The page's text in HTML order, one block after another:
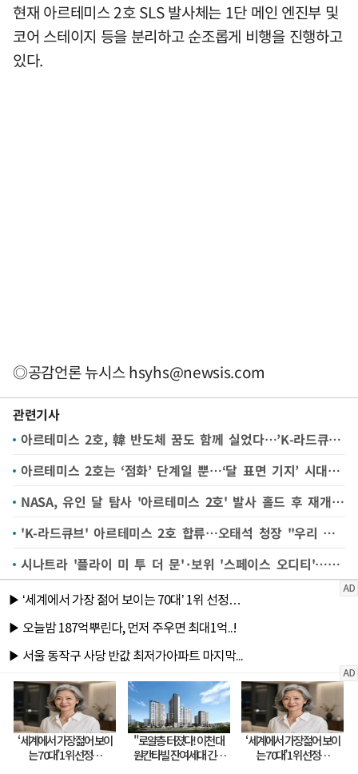
현재 아르테미스 2호 SLS 발사체는 1단 메인 엔진부 및
코어 스테이지 등을 분리하고 순조롭게 비행을 진행하고
있다.
◎공감언론 뉴시스hsyhs@newsis.com
관련기사
아르테미스 2호, 韓 반도체 꿈도 함께 실었다…’K-라드큐브’도 우주로
아르테미스 2호는 ‘점화’ 단계일 뿐…‘달 표면 기지’ 시대 개막
NASA, 유인 달 탐사 '아르테미스 2호' 발사 홀드 후 재개…통신 문제로 10여분 연기
'K-라드큐브' 아르테미스 2호 합류…오태석 청장 "우리 기업 세계 무대 경쟁력 키울 것"
시나트라 '플라이 미 투 더 문'·보위 '스페이스 오디티'…아르테미스 2호 발사와 듣는 팝 명곡들